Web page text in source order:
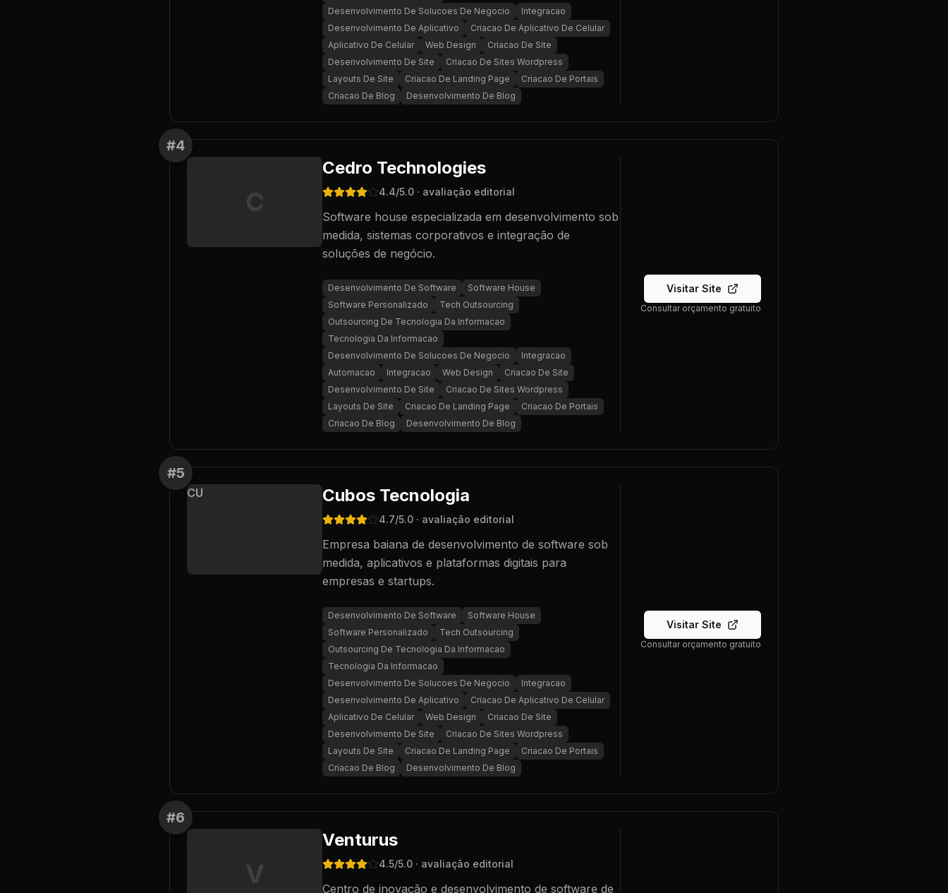
Desenvolvimento De Solucoes De Negocio
Integracao
Desenvolvimento De Aplicativo
Criacao De Aplicativo De Celular
Aplicativo De Celular
Web Design
Criacao De Site
Desenvolvimento De Site
Criacao De Sites Wordpress
Layouts De Site
Criacao De Landing Page
Criacao De Portais
Criacao De Blog
Desenvolvimento De Blog
#4
C
Cedro Technologies
4.4/5.0 · avaliação editorial
Software house especializada em desenvolvimento sob
medida, sistemas corporativos e integração de
soluções de negócio.
Desenvolvimento De Software
Software House
Software Personalizado
Tech Outsourcing
Outsourcing De Tecnologia Da Informacao
Tecnologia Da Informacao
Desenvolvimento De Solucoes De Negocio
Integracao
Automacao
Integracao Web Design
Criacao De Site
Desenvolvimento De Site
Criacao De Sites Wordpress
Layouts De Site
Criacao De Landing Page
Criacao De Portais
Criacao De Blog
Desenvolvimento De Blog
Visitar Site
Consultar orçamento gratuito
#5
CU Cubos Tecnologia
4.7/5.0 · avaliação editorial
Empresa baiana de desenvolvimento de software sob
medida, aplicativos e plataformas digitais para
empresas e startups.
Desenvolvimento De Software
Software House
Software Personalizado
Tech Outsourcing
Outsourcing De Tecnologia Da Informacao
Tecnologia Da Informacao
Desenvolvimento De Solucoes De Negocio
Integracao
Desenvolvimento De Aplicativo
Criacao De Aplicativo De Celular
Aplicativo De Celular
Web Design
Criacao De Site
Desenvolvimento De Site
Criacao De Sites Wordpress
Layouts De Site
Criacao De Landing Page
Criacao De Portais
Criacao De Blog
Desenvolvimento De Blog
Visitar Site
Consultar orçamento gratuito
#6
V
Venturus
4.5/5.0 · avaliação editorial
Centro de inovação e desenvolvimento de software de